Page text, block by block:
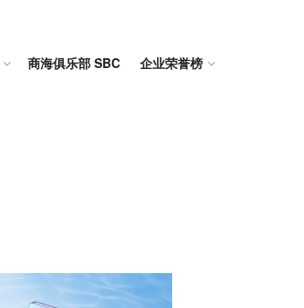
商海俱乐部 SBC 企业荣誉榜